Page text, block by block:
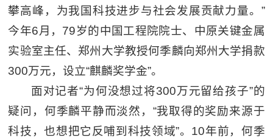
攀高峰，为我国科技进步与社会发展贡献力量。”
今年6月，79岁的中国工程院院士、中原关键金属
实验室主任、郑州大学教授何季麟向郑州大学捐款
300万元，设立“麒麟奖学金”。
面对记者“为何没想过将300万元留给孩子”的
疑问，何季麟平静而淡然，“我取得的奖励来源于
科技，也想把它反哺到科技领域”。10年前，何季